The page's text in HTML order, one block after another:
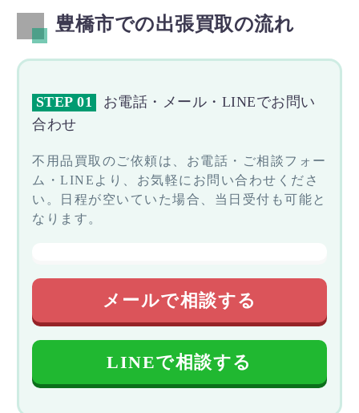
豊橋市での出張買取の流れ
STEP 01
お電話・メール・LINEでお問い
合わせ
不用品買取のご依頼は、お電話・ご相談フォー
ム・LINEより、お気軽にお問い合わせくださ
い。日程が空いていた場合、当日受付も可能と
なります。
メールで相談する
LINEで相談する